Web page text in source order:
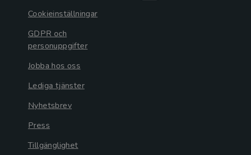
Cookieinställningar
GDPR och
personuppgifter
Jobba hos oss
Lediga tjänster
Nyhetsbrev
Press
Tillgänglighet